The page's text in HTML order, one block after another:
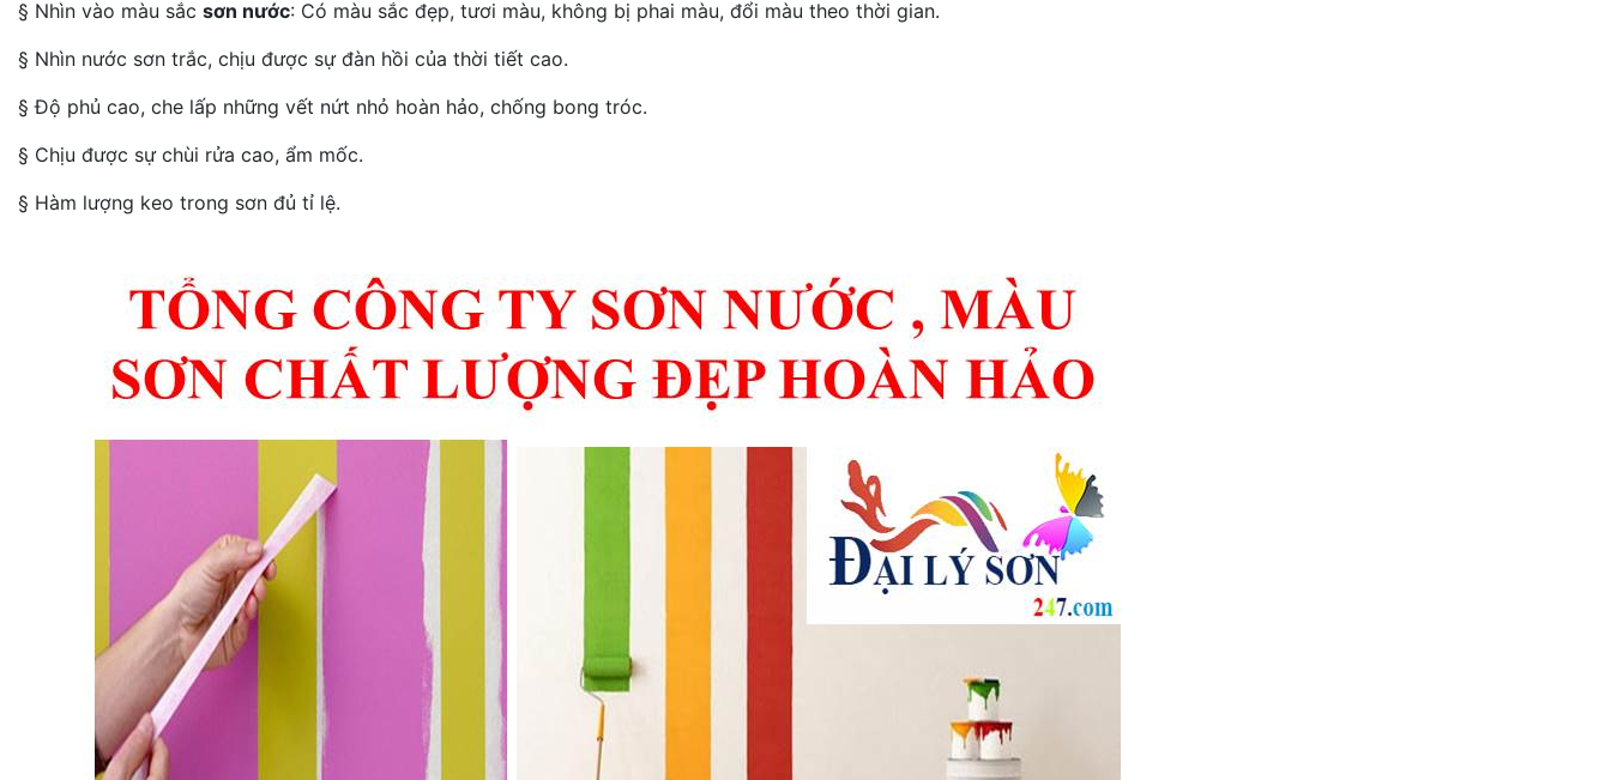
§ Nhìn vào màu sắc sơn nước: Có màu sắc đẹp, tươi màu, không bị phai màu, đổi màu theo thời gian.
§ Nhìn nước sơn trắc, chịu được sự đàn hồi của thời tiết cao.
§ Độ phủ cao, che lấp những vết nứt nhỏ hoàn hảo, chống bong tróc.
§ Chịu được sự chùi rửa cao, ẩm mốc.
§ Hàm lượng keo trong sơn đủ tỉ lệ.